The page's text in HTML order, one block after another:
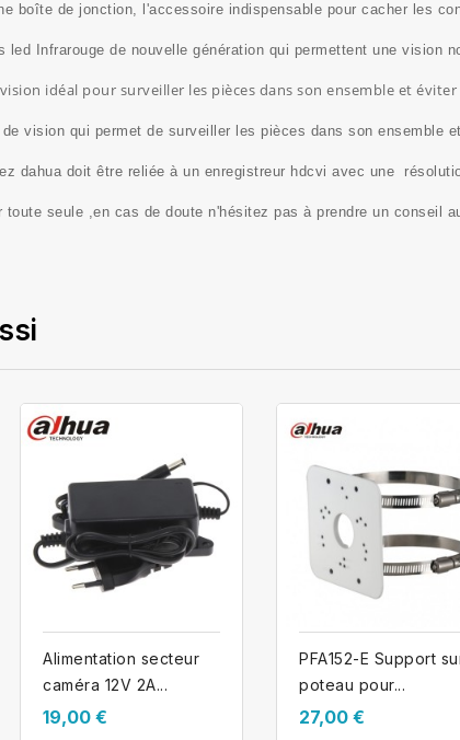
boîte de jonction, l'accessoire indispensable pour cacher les
led Infrarouge de nouvelle génération qui permettent une
idéal pour surveiller les pièces dans son ensemble et
vision qui permet de surveiller les pièces dans son ensemble
dahua doit être reliée à un enregistreur hdcvi avec une
seule ,en cas de doute n'hésitez pas à prendre un conseil
Alimentation secteur
caméra 12V 2A...
19,00 €
PFA152-E Support
poteau pour...
27,00 €